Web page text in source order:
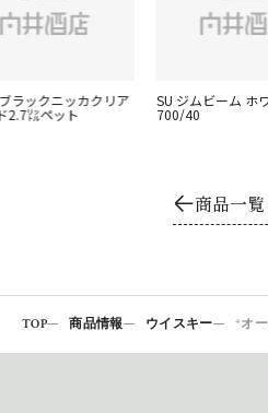
ラックニッカクリア
2.7㍑ペット
SU ジムビーム ホ
700/40
商品一
TOP 商品情報 ウイスキー *オ